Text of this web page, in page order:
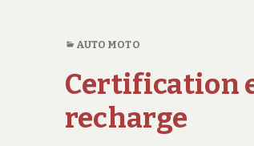
AUTO MOTO
Certification
recharge